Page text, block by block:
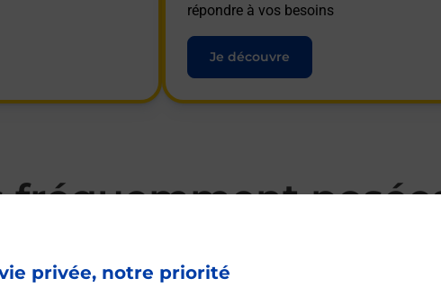
privée, notre priorité
répondre à vos besoins
Je découvre
fréquemment
avec médaillon d’alarme qu’est ce que c’est ?